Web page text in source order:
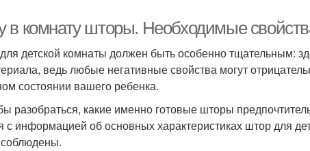
в комнату шторы. Необходимые
детской комнаты должен быть особенно тщательным:
ведь любые негативные свойства могут
состоянии вашего ребенка.
разобраться, какие именно готовые шторы
с информацией об основных характеристиках штор для